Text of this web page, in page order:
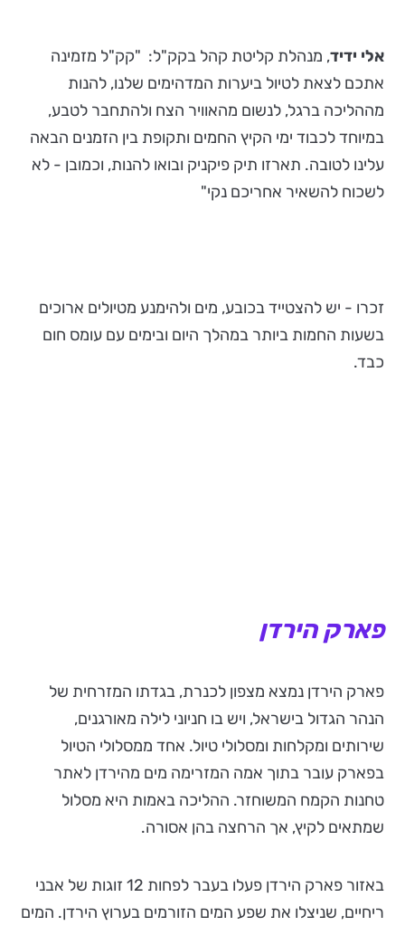
אלי ידיד, מנהלת קליטת קהל בקק"ל: "קק"ל מזמינה
אתכם לצאת לטיול ביערות המדהימים שלנו, להנות
מההליכה ברגל, לנשום מהאוויר הצח ולהתחבר לטבע,
במיוחד לכבוד ימי הקיץ החמים ותקופת בין הזמנים הבאה
עלינו לטובה. תארזו תיק פיקניק ובואו להנות, וכמובן - לא
לשכוח להשאיר אחריכם נקי"
זכרו - יש להצטייד בכובע, מים ולהימנע מטיולים ארוכים
בשעות החמות ביותר במהלך היום ובימים עם עומס חום
כבד.
פארק הירדן
פארק הירדן נמצא מצפון לכנרת, בגדתו המזרחית של
הנהר הגדול בישראל, ויש בו חניוני לילה מאורגנים,
שירותים ומקלחות ומסלולי טיול. אחד ממסלולי הטיול
בפארק עובר בתוך אמה המזרימה מים מהירדן לאתר
טחנות הקמח המשוחזר. ההליכה באמות היא מסלול
שמתאים לקיץ, אך הרחצה בהן אסורה.
באזור פארק הירדן פעלו בעבר לפחות 12 זוגות של אבני
ריחיים, שניצלו את שפע המים הזורמים בערוץ הירדן. המים